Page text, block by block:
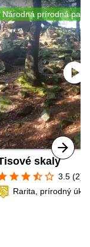
Národná prírodná
play_circle
skaly
star star star_half star_border 3.5 (2)
Rarita, prírodný